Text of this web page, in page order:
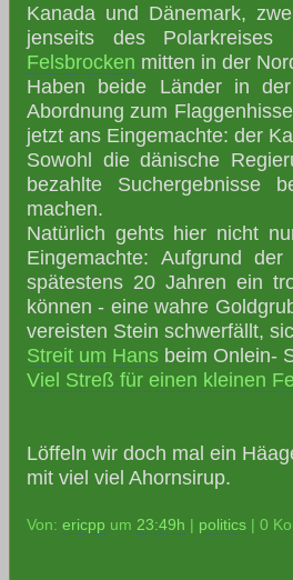
Kanada und Dänemark,
jenseits des
Felsbrocken mitten in der
Haben beide Länder in
Abordnung zum
jetzt ans Eingemachte: der
Sowohl die dänische
bezahlte Suchergebnisse
machen.
Natürlich gehts hier nicht
Eingemachte: Aufgrund
spätestens 20 Jahren ein
können - eine wahre
vereisten Stein schwerfällt,
Streit um Hans beim Onlein-
Viel Streß für einen kleinen
Löffeln wir doch mal ein
mit viel viel Ahornsirup.
Von: ericpp um 23:49h politics | 0